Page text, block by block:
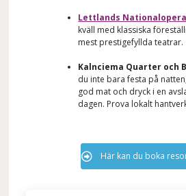
Lettlands Nationalopera
kväll med klassiska
mest prestigefyllda teatrar.
Kalnciema Quarter och
du inte bara festa på
god mat och dryck i en
dagen. Prova lokalt
Här kan du boka